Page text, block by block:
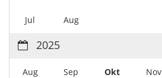
Jul Aug
2025
Aug Sep Okt Nov